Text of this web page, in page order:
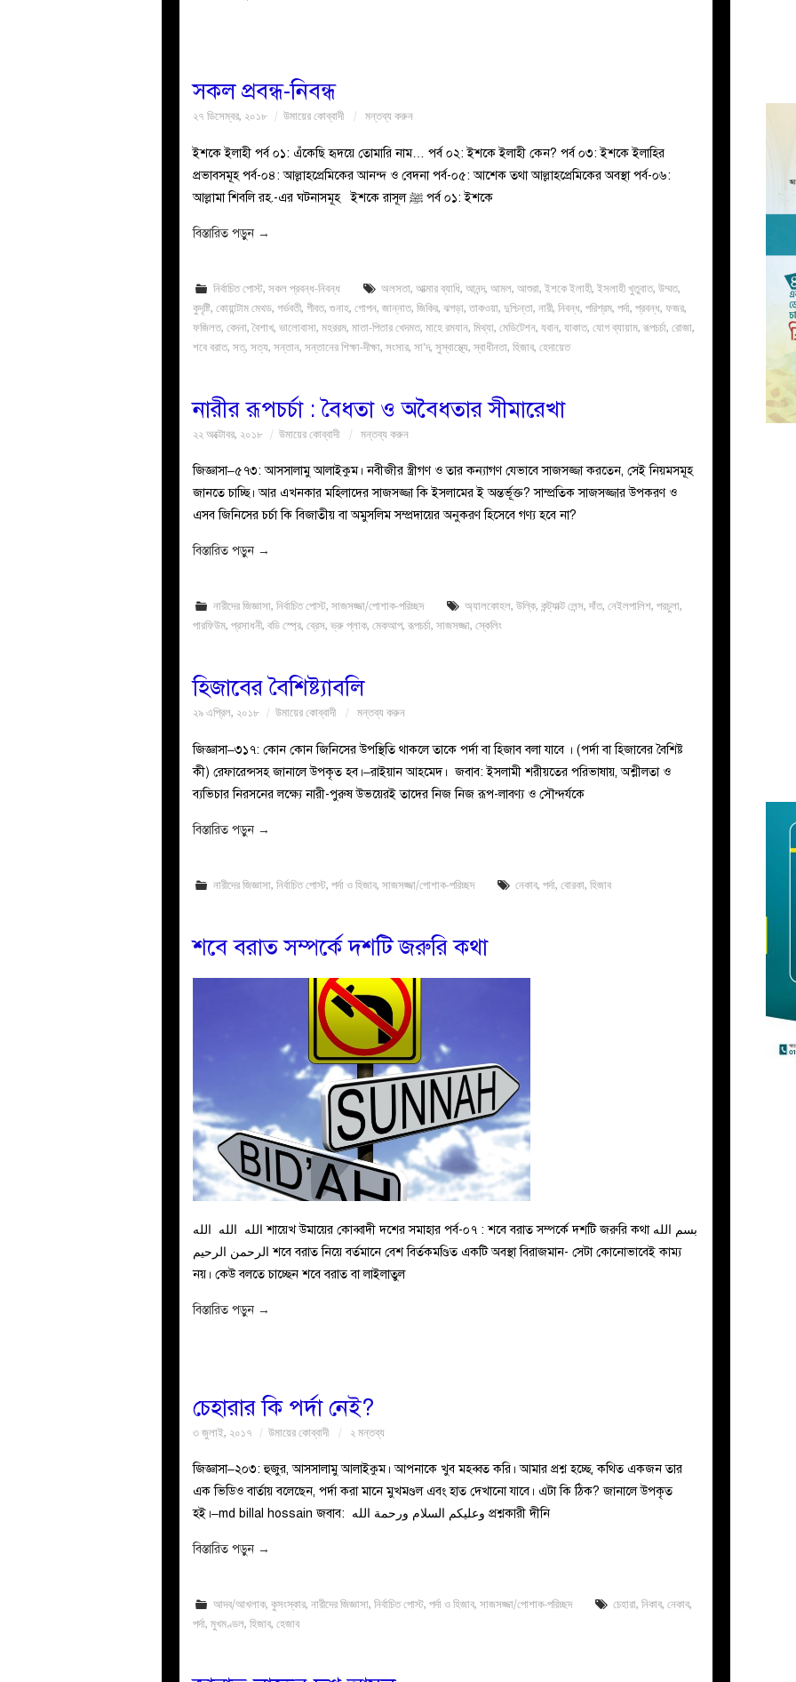
সকল প্রবন্ধ-নিবন্ধ
২৭ ডিসেম্বর, ২০১৮ উমায়ের কোব্বাদী মন্তব্য করুন
ইশকে ইলাহী পর্ব ০১: এঁকেছি হৃদয়ে তোমারি নাম… পর্ব ০২: ইশকে ইলাহী কেন? পর্ব ০৩: ইশকে ইলাহির
প্রভাবসমূহ পর্ব-০৪: আল্লাহপ্রেমিকের আনন্দ ও বেদনা পর্ব-০৫: আশেক তথা আল্লাহপ্রেমিকের অবস্থা পর্ব-০৬:
আল্লামা শিবলি রহ.-এর ঘটনাসমূহ ইশকে রাসূল ﷺ পর্ব ০১: ইশকে
বিস্তারিত পড়ুন →
নির্বাচিত পোস্ট,সকল প্রবন্ধ-নিবন্ধ অলসতা,আত্মার ব্যাধি,আনন্দ,আমল,আশুরা,ইশকে ইলাহী,ইসলাহী খুতুবাত,উম্মত,
কুদৃষ্টি, কোয়ান্টাম মেথড, গর্ভবতী, গীবত, গুনাহ, গোপন, জান্নাত, জিকির, ঝগড়া, তাকওয়া, দুশ্চিন্তা, নারী, নিবন্ধ, পরিশ্রম, পর্দা, প্রবন্ধ, ফজর,
ফজিলত, বেদনা,বৈশাখ, ভালোবাসা, মহররম, মাতা-পিতার খেদমত, মাহে রমযান, মিথ্যা, মেডিটেশন, যবান, যাকাত, যোগ ব্যায়াম, রূপচর্চা, রোজা,
শবে বরাত, সত্, সত্য, সন্তান, সন্তানের শিক্ষা-দীক্ষা, সংসার, সা'দ, সুস্বাস্থ্যে, স্বাধীনতা, হিজাব, হেদায়েত
নারীর রূপচর্চা : বৈধতা ও অবৈধতার সীমারেখা
২২ অক্টোবর, ২০১৮ উমায়ের কোব্বাদী মন্তব্য করুন
জিজ্ঞাসা–৫৭৩: আসসালামু আলাইকুম। নবীজীর স্ত্রীগণ ও তার কন্যাগণ যেভাবে সাজসজ্জা করতেন, সেই নিয়মসমূহ
জানতে চাচ্ছি। আর এখনকার মহিলাদের সাজসজ্জা কি ইসলামের ই অন্তর্ভূক্ত? সাম্প্রতিক সাজসজ্জার উপকরণ ও
এসব জিনিসের চর্চা কি বিজাতীয় বা অমুসলিম সম্প্রদায়ের অনুকরণ হিসেবে গণ্য হবে না?
বিস্তারিত পড়ুন →
নারীদের জিজ্ঞাসা,নির্বাচিত পোস্ট,সাজসজ্জা/পোশাক-পরিচ্ছদ অ্যালকোহল,উল্কি,কন্ট্যাক্ট লেন্স,দাঁত,নেইলপালিশ,পরচুলা,
পারফিউম, প্রসাধনী, বডি স্প্রে, ব্রেস, ভ্রু প্লাক, মেকআপ, রূপচর্চা, সাজসজ্জা, স্কেলিং
হিজাবের বৈশিষ্ট্যাবলি
২৯ এপ্রিল, ২০১৮ উমায়ের কোব্বাদী মন্তব্য করুন
জিজ্ঞাসা–৩১৭: কোন কোন জিনিসের উপস্থিতি থাকলে তাকে পর্দা বা হিজাব বলা যাবে । (পর্দা বা হিজাবের বৈশিষ্ট
কী) রেফারেন্সসহ জানালে উপকৃত হব।–রাইয়ান আহমেদ। জবাব: ইসলামী শরীয়তের পরিভাষায়, অশ্লীলতা ও
ব্যভিচার নিরসনের লক্ষ্যে নারী-পুরুষ উভয়েরই তাদের নিজ নিজ রূপ-লাবণ্য ও সৌন্দর্যকে
বিস্তারিত পড়ুন →
নারীদের জিজ্ঞাসা,নির্বাচিত পোস্ট,পর্দা ও হিজাব,সাজসজ্জা/পোশাক-পরিচ্ছদ নেকাব,পর্দা,বোরকা,হিজাব
শবে বরাত সম্পর্কে দশটি জরুরি কথা
الله الله الله শায়েখ উমায়ের কোব্বাদী দশের সমাহার পর্ব-০৭ : শবে বরাত সম্পর্কে দশটি জরুরি কথা بسم الله
الرحمن الرحيم শবে বরাত নিয়ে বর্তমানে বেশ বির্তকমণ্ডিত একটি অবস্থা বিরাজমান- সেটা কোনোভাবেই কাম্য
নয়। কেউ বলতে চাচ্ছেন শবে বরাত বা লাইলাতুল
বিস্তারিত পড়ুন →
চেহারার কি পর্দা নেই?
৩ জুলাই, ২০১৭ উমায়ের কোব্বাদী ২ মন্তব্য
জিজ্ঞাসা–২০৩: হুজুর, আসসালামু আলাইকুম। আপনাকে খুব মহব্বত করি। আমার প্রশ্ন হচ্ছে, কথিত একজন তার
এক ভিডিও বার্তায় বলেছেন, পর্দা করা মানে মুখমণ্ডল এবং হাত দেখানো যাবে। এটা কি ঠিক? জানালে উপকৃত
হই।–md billal hossain জবাব: وعليكم السلام ورحمة الله প্রশ্নকারী দীনি
বিস্তারিত পড়ুন →
আদব/আখলাক,কুসংস্কার,নারীদের জিজ্ঞাসা,নির্বাচিত পোস্ট,পর্দা ও হিজাব,সাজসজ্জা/পোশাক-পরিচ্ছদ চেহারা,নিকাব,নেকাব,
পর্দা, মুখমণ্ডল, হিজাব, হেজাব